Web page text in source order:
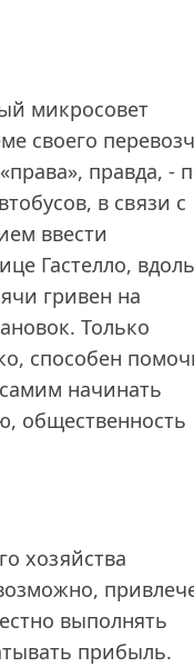
микросовет
своего
правда, ‑
в связи с
ввести
Гастелло, вдоль
гривен на
Только
способен
начинать
общественность
хозяйства
выполнять
прибыль.